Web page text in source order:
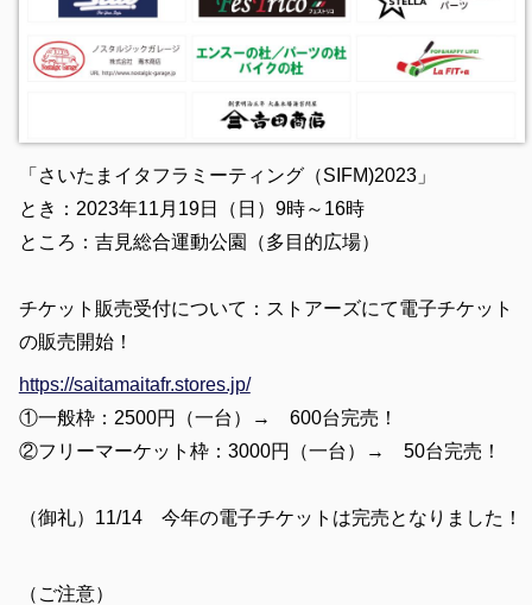
「さいたまイタフラミーティング（SIFM)2023」
とき：2023年11月19日（日）9時～16時
ところ：吉見総合運動公園（多目的広場）
チケット販売受付について： ストアーズにて電子チケット
の販売開始！
https://saitamaitafr.stores.jp/
①一般枠：2500円（一台）→ 600台完売！
②フリーマーケット枠：3000円（一台）→ 50台完売！
（御礼）11/14 今年の電子チケットは完売となりました！
（ご注意）